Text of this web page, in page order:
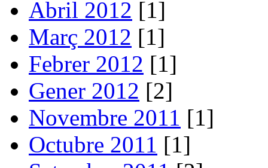
Abril 2012 [1]
Març 2012 [1]
Febrer 2012 [1]
Gener 2012 [2]
Novembre 2011 [1]
Octubre 2011 [1]